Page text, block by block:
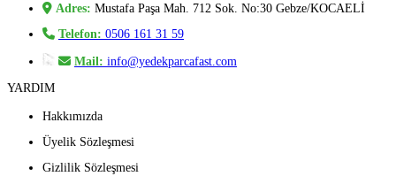
Adres: Mustafa Paşa Mah. 712 Sok. No:30 Gebze/KOCAELİ
Telefon: 0506 161 31 59
Mail: info@yedekparcafast.com
YARDIM
Hakkımızda
Üyelik Sözleşmesi
Gizlilik Sözleşmesi